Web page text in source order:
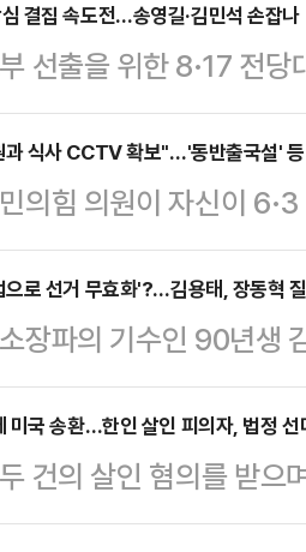
어서 재선거 요구를 하
끼지 못한다고 선을 그
서 "내가 서울시장 당선
을 두고 이러쿵저러쿵
는 저질 공세에는 대응
말하는 것일 뿐"…
결집 속도전…송영길·김민석 손잡나
선출을 위한 8·17 전
권 전면 폐지' 메시지
거 결과를 둘러싼 사퇴·
서 유력 당권주자인 송
커지고 있다.13일 정
겨냥한 행보를 이어가
보를 찾아 "그동안 바
과 식사 CCTV 확보"…'동반출국설'
의힘 의원이 자신이
고 있었는데도 만나지
적 손해배상제에 따른
당선인과의 면담 당일
시의원 당선인과 식사
밝혔다.14일 정치권에
기자가 옆 지역구 의원
거 당선인을 …
으로 선거 무효화'?…김용태, 장동혁
장파의 기수인 90년생
거 무효화 제안'을 질타
법에 반해 현실적이지
한 무리수를 연발하는
졌다.김용태 국민의힘
미국 송환…한인 살인 피의자, 법정 선
건의 살인 혐의를 받으
미국으로 인도됐다.13